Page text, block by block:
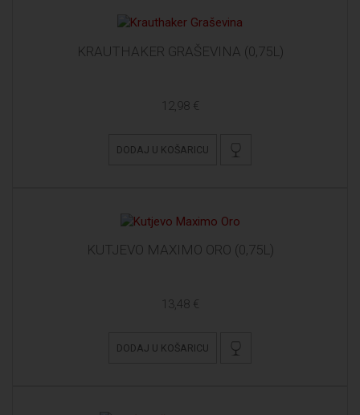
KRAUTHAKER GRAŠEVINA (0,75L)
12,98 €
DODAJ U KOŠARICU
KUTJEVO MAXIMO ORO (0,75L)
13,48 €
DODAJ U KOŠARICU